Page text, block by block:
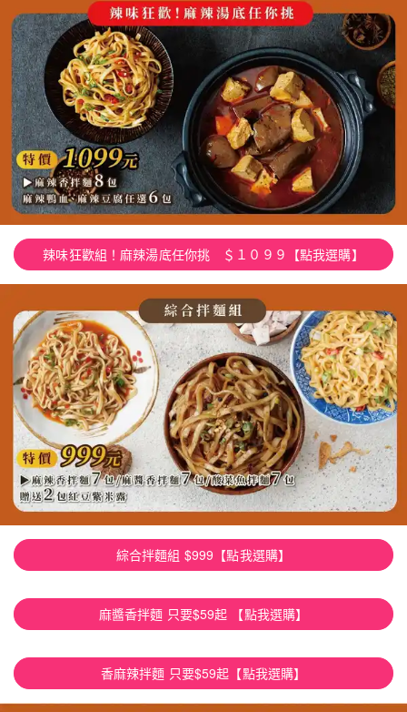
辣味狂歡組！麻辣湯底任你挑 ＄１０９９【點我選購】
綜合拌麵組 $999【點我選購】
麻醬香拌麵 只要$59起 【點我選購】
香麻辣拌麵 只要$59起【點我選購】